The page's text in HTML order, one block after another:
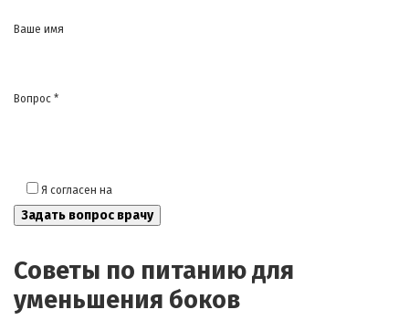
Ваше имя
Вопрос *
Я согласен на
Советы по питанию для
уменьшения боков